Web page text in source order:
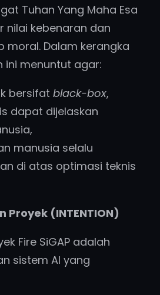
Tuhan Yang Maha Esa
nilai kebenaran dan
moral. Dalam kerangka
ini menuntut agar:
bersifat black-box,
dapat dijelaskan
manusia selalu
di atas optimasi teknis
Proyek (INTENTION)
Fire SiGAP adalah
sistem AI yang